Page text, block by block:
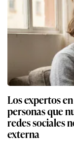
Los expertos
personas que
redes sociales
externa